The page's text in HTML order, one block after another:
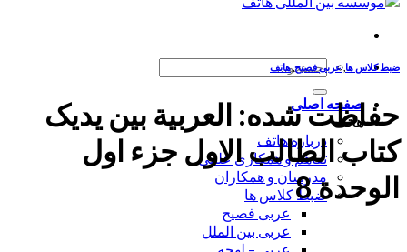
جستجو
صفحه اصلی
هاتف
درباره هاتف
تفاهم و همکاری علمی
مدرسان و همکاران
ضبط کلاس ها
عربی فصیح
عربی بین الملل
ضبط کلاس ها ,عربی فصیح,هاتف
حفاظت شده: العربیة بین یدیک
کتاب الطالب الاول جزء اول
الوحدة 8